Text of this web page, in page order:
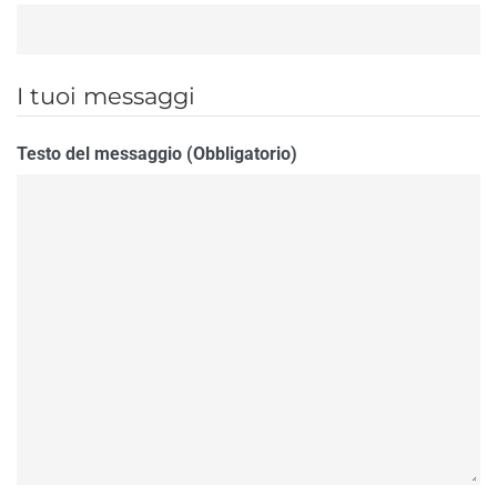
I tuoi messaggi
Testo del messaggio (Obbligatorio)